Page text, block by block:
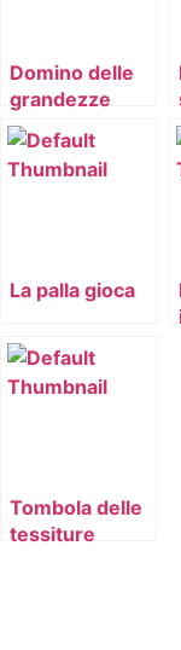
Domino delle
grandezze
La palla gioca
Tombola delle
tessiture